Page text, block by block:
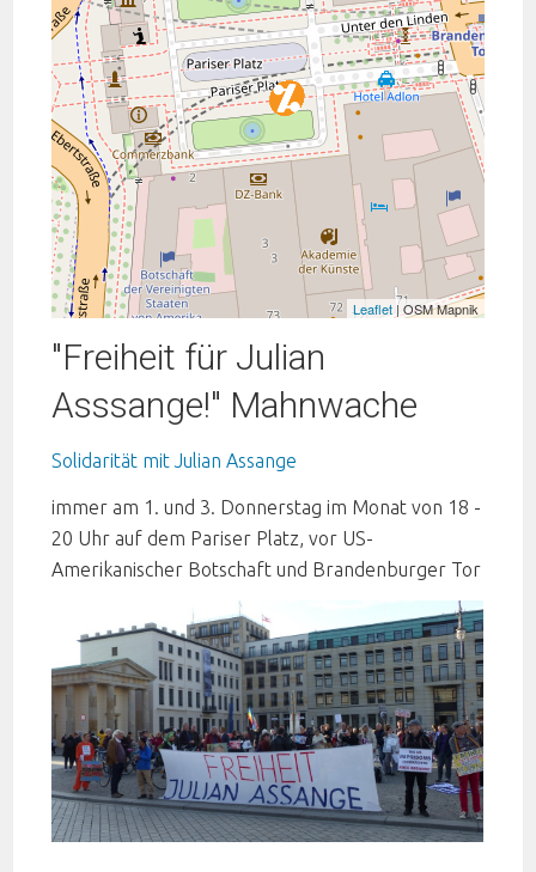
Leaflet| OSM Mapnik
"Freiheit für Julian
Asssange!" Mahnwache
Solidarität mit Julian Assange
immer am 1. und 3. Donnerstag im Monat von 18 -
20 Uhr auf dem Pariser Platz, vor US-
Amerikanischer Botschaft und Brandenburger Tor